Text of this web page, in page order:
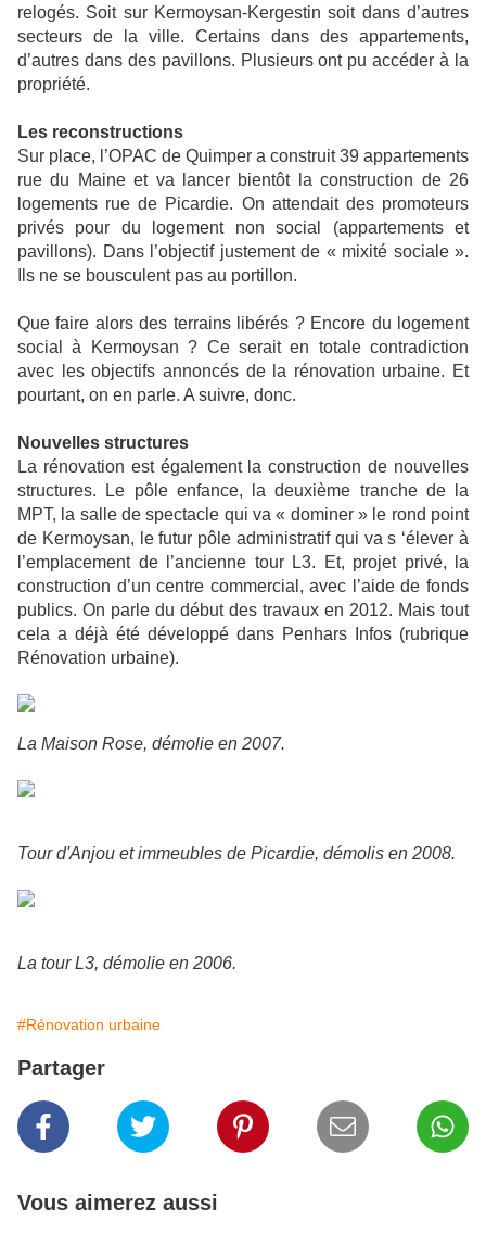
relogés. Soit sur Kermoysan-Kergestin soit dans d’autres
secteurs de la ville. Certains dans des appartements,
d’autres dans des pavillons. Plusieurs ont pu accéder à la
propriété.
Les reconstructions
Sur place, l’OPAC de Quimper a construit 39 appartements
rue du Maine et va lancer bientôt la construction de 26
logements rue de Picardie. On attendait des promoteurs
privés pour du logement non social (appartements et
pavillons). Dans l’objectif justement de « mixité sociale ».
Ils ne se bousculent pas au portillon.
Que faire alors des terrains libérés ? Encore du logement
social à Kermoysan ? Ce serait en totale contradiction
avec les objectifs annoncés de la rénovation urbaine. Et
pourtant, on en parle. A suivre, donc.
Nouvelles structures
La rénovation est également la construction de nouvelles
structures. Le pôle enfance, la deuxième tranche de la
MPT, la salle de spectacle qui va « dominer » le rond point
de Kermoysan, le futur pôle administratif qui va s ‘élever à
l’emplacement de l’ancienne tour L3. Et, projet privé, la
construction d’un centre commercial, avec l’aide de fonds
publics. On parle du début des travaux en 2012. Mais tout
cela a déjà été développé dans Penhars Infos (rubrique
Rénovation urbaine).
La Maison Rose, démolie en 2007.
Tour d'Anjou et immeubles de Picardie, démolis en 2008.
La tour L3, démolie en 2006.
#Rénovation urbaine
Partager
Vous aimerez aussi